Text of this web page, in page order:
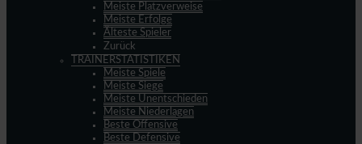
Meiste Platzverweise
Meiste Erfolge
Älteste Spieler
Zurück
TRAINERSTATISTIKEN
Meiste Spiele
Meiste Siege
Meiste Unentschieden
Meiste Niederlagen
Beste Offensive
Beste Defensive